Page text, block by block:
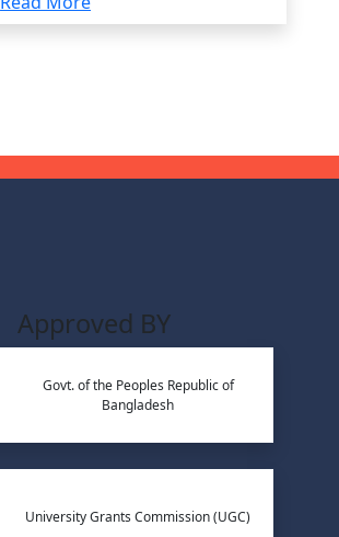
Approved BY
Govt. of the Peoples Republic of
Bangladesh
University Grants Commission (UGC)